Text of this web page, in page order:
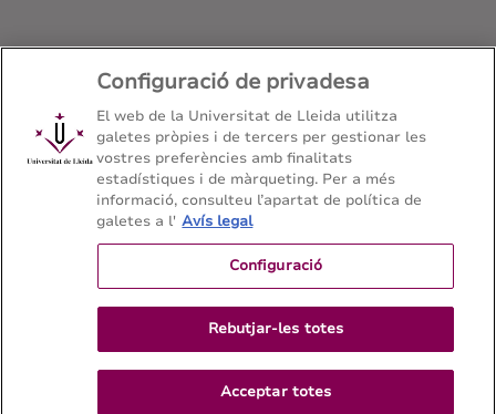
Grau en Història
Facultat de Lletres - Universitat de Lleida
Contacte
Configuració de privadesa
El web de la Universitat de Lleida utilitza
galetes pròpies i de tercers per gestionar les
vostres preferències amb finalitats
estadístiques i de màrqueting. Per a més
informació, consulteu l’apartat de política de
galetes a l' Avís legal
Configuració
Rebutjar-les totes
Acceptar totes